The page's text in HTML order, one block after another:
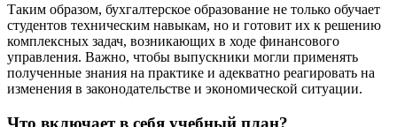
Таким образом, бухгалтерское образование не только обучает
студентов техническим навыкам, но и готовит их к решению
комплексных задач, возникающих в ходе финансового
управления. Важно, чтобы выпускники могли применять
полученные знания на практике и адекватно реагировать на
изменения в законодательстве и экономической ситуации.
Что включает в себя учебный план?